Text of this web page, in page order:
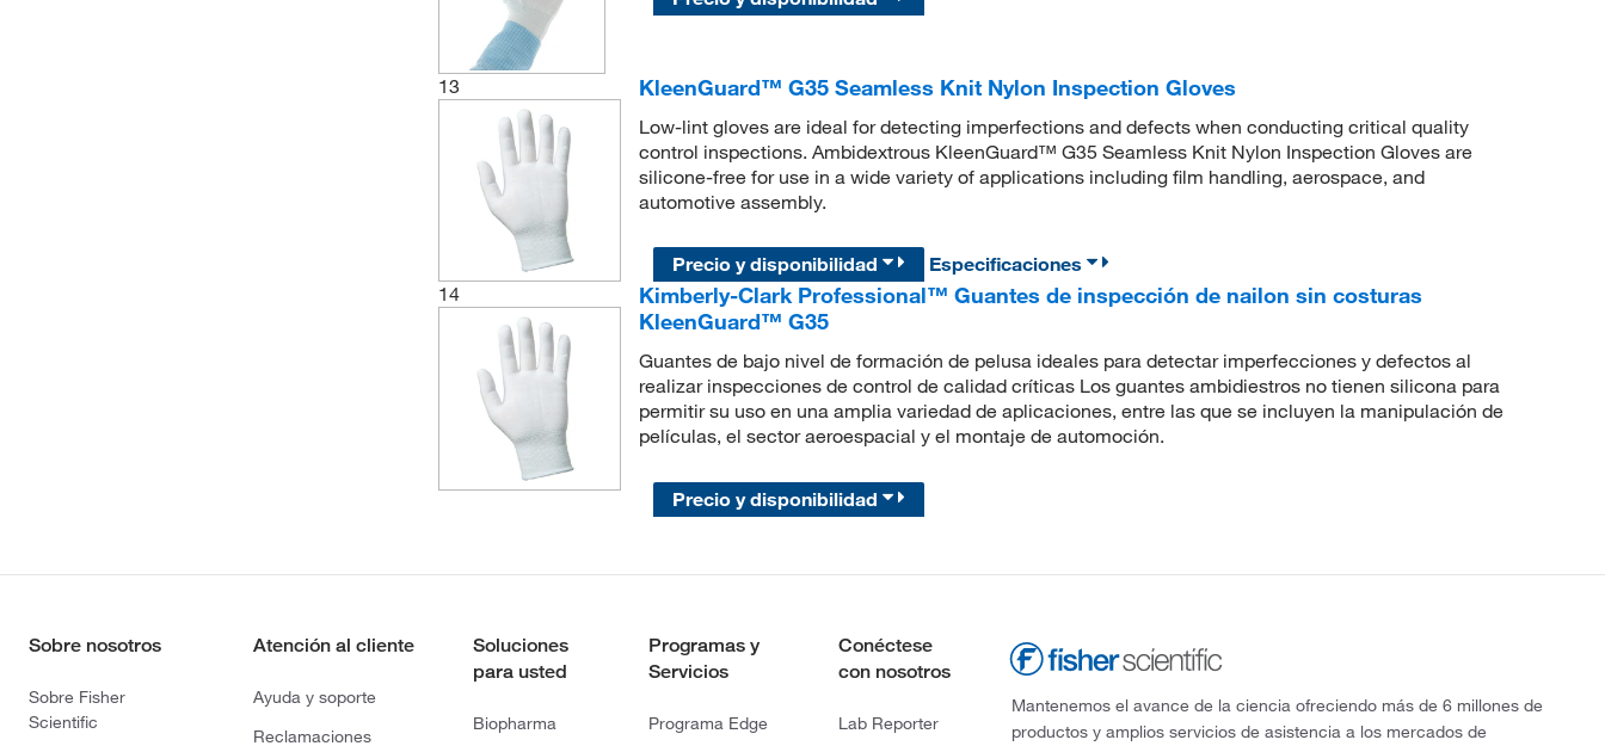
13 KleenGuard™ G35 Seamless Knit Nylon Inspection Gloves
Low-lint gloves are ideal for detecting imperfections and defects when conducting critical quality
control inspections. Ambidextrous KleenGuard™ G35 Seamless Knit Nylon Inspection Gloves are
silicone-free for use in a wide variety of applications including film handling, aerospace, and
automotive assembly.
Precio y disponibilidad
Especificaciones
14
Kimberly-Clark Professional™ Guantes de inspección de nailon sin costuras
KleenGuard™ G35
Guantes de bajo nivel de formación de pelusa ideales para detectar imperfecciones y defectos al
realizar inspecciones de control de calidad críticas Los guantes ambidiestros no tienen silicona para
permitir su uso en una amplia variedad de aplicaciones, entre las que se incluyen la manipulación de
películas, el sector aeroespacial y el montaje de automoción.
Precio y disponibilidad
Sobre nosotros
Sobre Fisher
Scientific
Atención al cliente
Ayuda y soporte
Reclamaciones
Soluciones
para usted
Biopharma
Programas y
Servicios
Programa Edge
Conéctese
con nosotros
Lab Reporter
Mantenemos el avance de la ciencia ofreciendo más de 6 millones de
productos y amplios servicios de asistencia a los mercados de